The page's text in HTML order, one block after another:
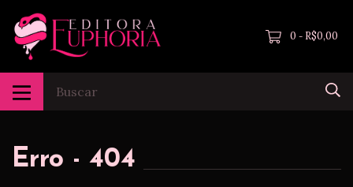
0 - R$0,00
Erro - 404